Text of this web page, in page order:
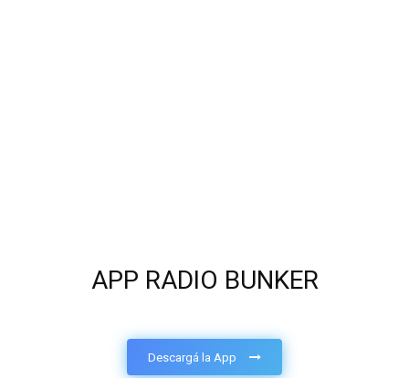
APP RADIO BUNKER
Descargá la App